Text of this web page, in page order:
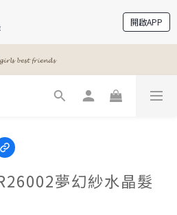
開啟APP
𝓫𝓮𝓼𝓽 𝓯𝓻𝓲𝓮𝓷𝓭𝓼
𝓫𝓮𝓼𝓽 𝓯𝓻𝓲𝓮𝓷𝓭𝓼
夢幻紗水晶髮